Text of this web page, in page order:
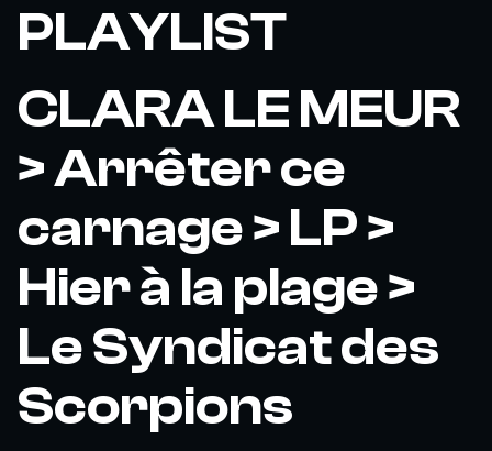
PLAYLIST
CLARA LE MEUR
> Arrêter ce
carnage > LP >
Hier à la plage >
Le Syndicat des
Scorpions